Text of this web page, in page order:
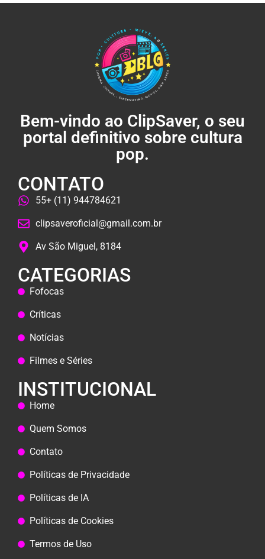
Bem-vindo ao ClipSaver, o seu
portal definitivo sobre cultura
pop.
CONTATO
55+ (11) 944784621
clipsaveroficial@gmail.com.br
Av São Miguel, 8184
CATEGORIAS
Fofocas
Críticas
Notícias
Filmes e Séries
INSTITUCIONAL
Home
Quem Somos
Contato
Políticas de Privacidade
Políticas de IA
Políticas de Cookies
Termos de Uso